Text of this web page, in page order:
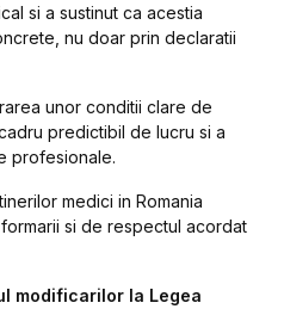
si a sustinut ca acestia
nu doar prin declaratii
unor conditii clare de
predictibil de lucru si a
profesionale.
medici in Romania
si de respectul acordat
modificarilor la Legea